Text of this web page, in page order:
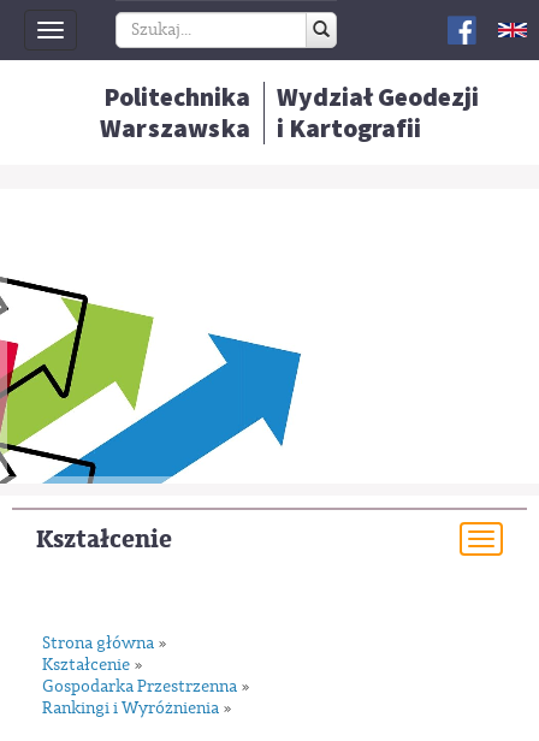
Toggle
navigation
Politechnika
Warszawska
Wydział Geodezji
i Kartografii
Kształcenie
Strona główna »
Kształcenie »
Gospodarka Przestrzenna »
Rankingi i Wyróżnienia »